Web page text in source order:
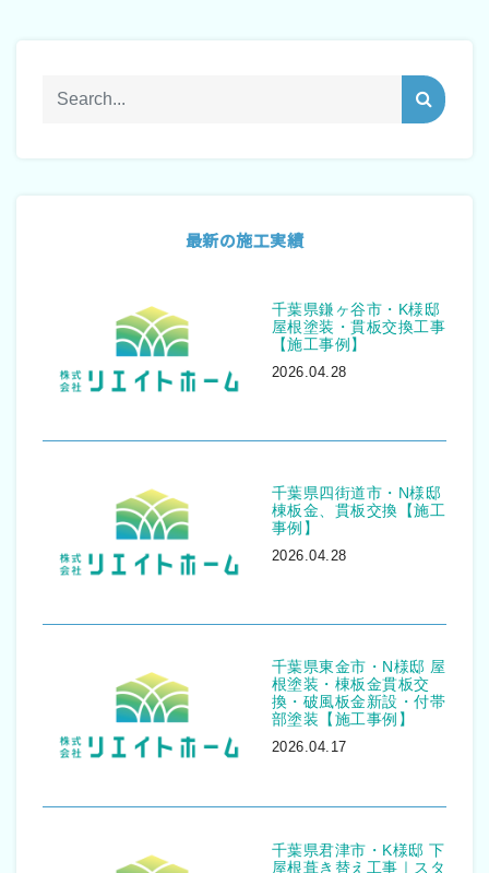
最新の施工実績
千葉県鎌ヶ谷市・K様邸
屋根塗装・貫板交換工事
【施工事例】
2026.04.28
千葉県四街道市・N様邸
棟板金、貫板交換【施工
事例】
2026.04.28
千葉県東金市・N様邸 屋
根塗装・棟板金貫板交
換・破風板金新設・付帯
部塗装【施工事例】
2026.04.17
千葉県君津市・K様邸 下
屋根葺き替え工事｜スタ